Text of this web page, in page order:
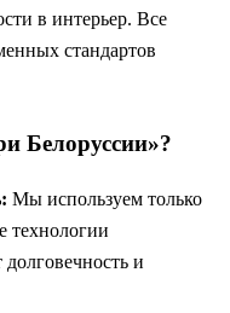
в интерьер. Все
стандартов
Белоруссии»?
Мы используем только
технологии
долговечность и